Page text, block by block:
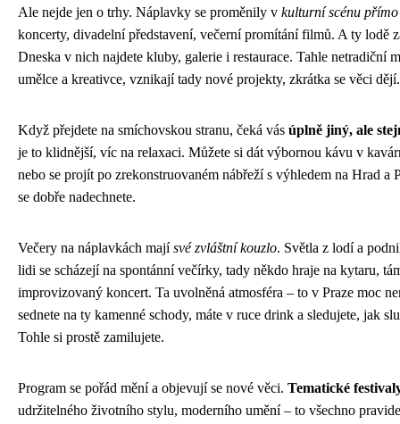
Ale nejde jen o trhy. Náplavky se proměnily v kulturní scénu
koncerty, divadelní představení, večerní promítání filmů. A ty lodě
Dneska v nich najdete kluby, galerie i restaurace. Tahle netradiční
umělce a kreativce, vznikají tady nové projekty, zkrátka se věci dějí.
Když přejdete na smíchovskou stranu, čeká vás úplně jiný, ale
je to klidnější, víc na relaxaci. Můžete si dát výbornou kávu v
nebo se projít po zrekonstruovaném nábřeží s výhledem na Hrad a
se dobře nadechnete.
Večery na náplavkách majísvé zvláštní kouzlo. Světla z lodí a
lidi se scházejí na spontánní večírky, tady někdo hraje na kytaru,
improvizovaný koncert. Ta uvolněná atmosféra – to v Praze moc
sednete na ty kamenné schody, máte v ruce drink a sledujete, jak
Tohle si prostě zamilujete.
Program se pořád mění a objevují se nové věci. Tematické
udržitelného životního stylu, moderního umění – to všechno